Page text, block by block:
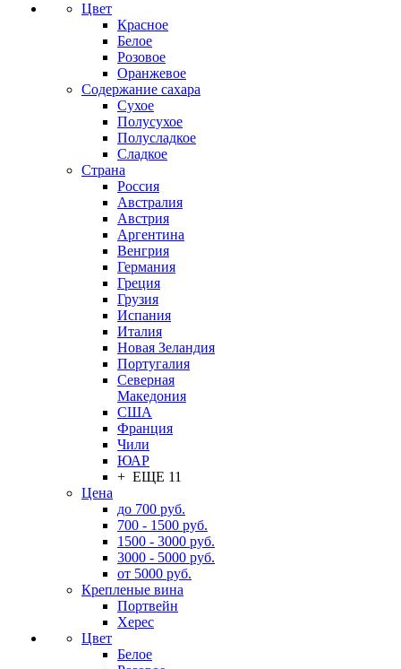
Цвет
Красное
Белое
Розовое
Оранжевое
Содержание сахара
Сухое
Полусухое
Полусладкое
Сладкое
Страна
Россия
Австралия
Австрия
Аргентина
Венгрия
Германия
Греция
Грузия
Испания
Италия
Новая Зеландия
Португалия
Северная
Македония
США
Франция
Чили
ЮАР
+ ЕЩЕ 11
Цена
до 700 руб.
700 - 1500 руб.
1500 - 3000 руб.
3000 - 5000 руб.
от 5000 руб.
Крепленые вина
Портвейн
Херес
Цвет
Белое